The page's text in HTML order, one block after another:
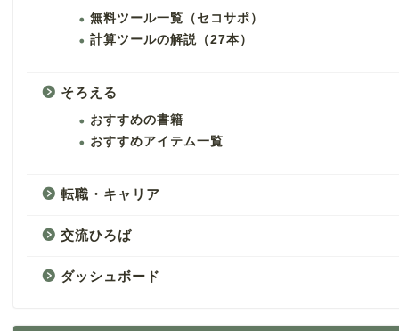
無料ツール一覧（セコサポ）
計算ツールの解説（27本）
そろえる
おすすめの書籍
おすすめアイテム一覧
転職・キャリア
交流ひろば
ダッシュボード